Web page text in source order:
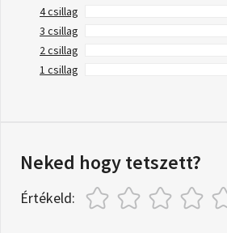
4 csillag
3 csillag
2 csillag
1 csillag
Neked hogy tetszett?
Értékeld: